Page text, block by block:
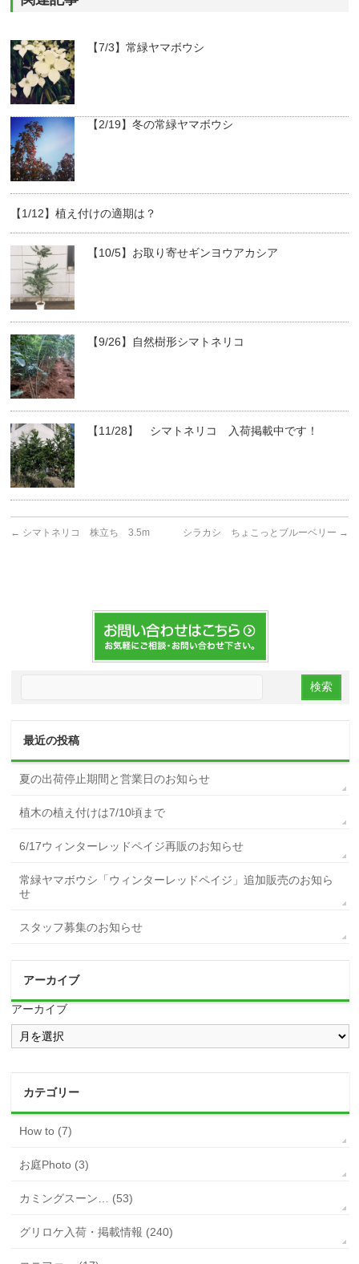
【7/3】常緑ヤマボウシ
【2/19】冬の常緑ヤマボウシ
【1/12】植え付けの適期は？
【10/5】お取り寄せギンヨウアカシア
【9/26】自然樹形シマトネリコ
【11/28】 シマトネリコ 入荷掲載中です！
← シマトネリコ 株立ち 3.5m シラカシ ちょこっとブルーベリー →
最近の投稿
夏の出荷停止期間と営業日のお知らせ
植木の植え付けは7/10頃まで
6/17ウィンターレッドペイジ再販のお知らせ
常緑ヤマボウシ「ウィンターレッドペイジ」追加販売のお知ら
せ
スタッフ募集のお知らせ
アーカイブ
アーカイブ
カテゴリー
How to (7)
お庭Photo (3)
カミングスーン… (53)
グリロケ入荷・掲載情報 (240)